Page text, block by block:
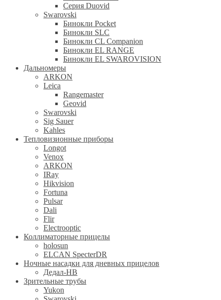
Серия Duovid
Swarovski
Бинокли Pocket
Бинокли SLC
Бинокли CL Companion
Бинокли EL RANGE
Бинокли EL SWAROVISION
Дальномеры
ARKON
Leica
Rangemaster
Geovid
Swarovski
Sig Sauer
Kahles
Тепловизионные приборы
Longot
Venox
ARKON
IRay
Hikvision
Fortuna
Pulsar
Dali
Flir
Electrooptic
Коллиматорные прицелы
holosun
ELCAN SpecterDR
Ночные насадки для дневных прицелов
Дедал-НВ
Зрительные трубы
Yukon